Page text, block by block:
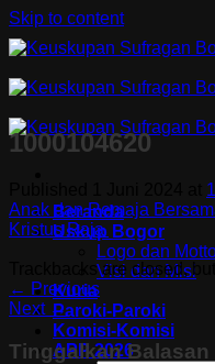
Skip to content
Beranda
Uskup Bogor
Logo dan
Visi dan Misi
Kuria
Paroki-Paroki
Komisi-Komisi
APP 2026
1000104620
Anak dan Remaja
Kristus Raja
Trackbacks are closed,
← Previous
Next →
Tinggalkan Balasan